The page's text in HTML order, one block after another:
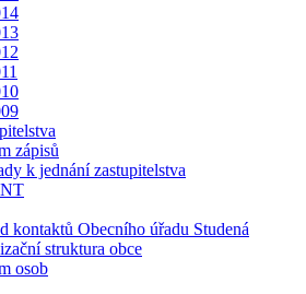
zápisů
k jednání zastupitelstva
kontaktů Obecního úřadu Studená
struktura obce
osob